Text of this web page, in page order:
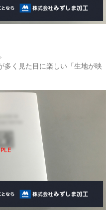
多く見た目に楽しい「生地が映